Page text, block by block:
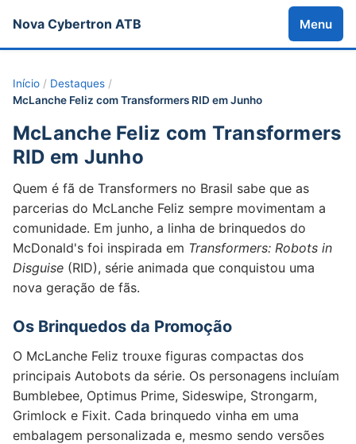
Nova Cybertron ATB Menu
Início / Destaques /
McLanche Feliz com Transformers RID em Junho
McLanche Feliz com Transformers
RID em Junho
Quem é fã de Transformers no Brasil sabe que as
parcerias do McLanche Feliz sempre movimentam a
comunidade. Em junho, a linha de brinquedos do
McDonald's foi inspirada em Transformers: Robots in
Disguise (RID), série animada que conquistou uma
nova geração de fãs.
Os Brinquedos da Promoção
O McLanche Feliz trouxe figuras compactas dos
principais Autobots da série. Os personagens incluíam
Bumblebee, Optimus Prime, Sideswipe, Strongarm,
Grimlock e Fixit. Cada brinquedo vinha em uma
embalagem personalizada e, mesmo sendo versões